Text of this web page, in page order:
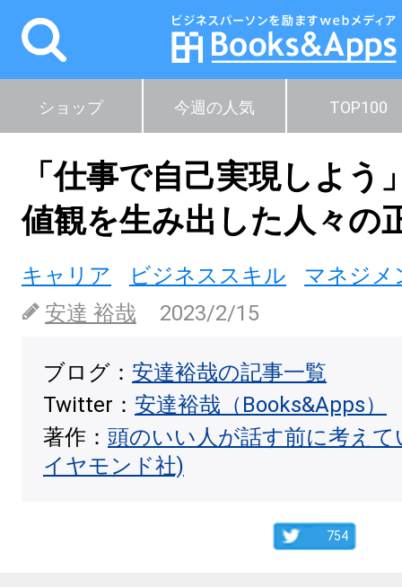
ショップ 今週の人気 TOP100
「仕事で自己実現しよう
値観を生み出した人々の
キャリア ビジネススキル
マネジメ
安達 裕哉
2023/2/15
ブログ： 安達裕哉の記事一覧
Twitter： 安達裕哉（Books&Apps）
著作： 頭のいい人が話す前に考え
イヤモンド社)
754